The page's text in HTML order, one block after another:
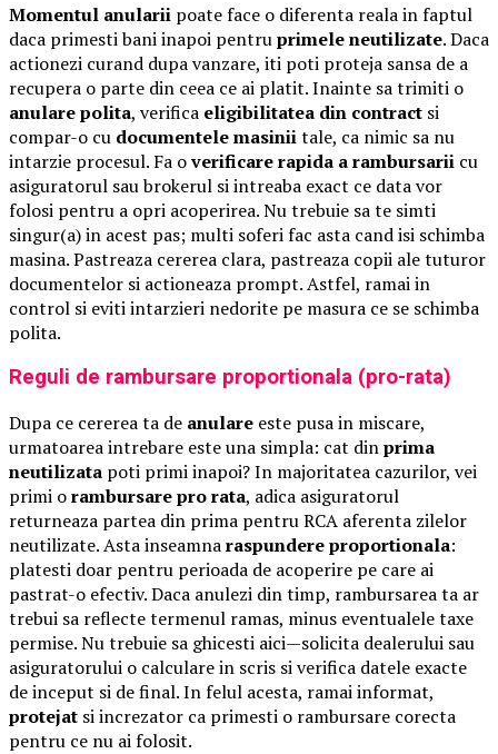
Momentul anularii poate face o diferenta reala in faptul
daca primesti bani inapoi pentruprimele neutilizate. Daca
actionezi curand dupa vanzare, iti poti proteja sansa de a
recupera o parte din ceea ce ai platit. Inainte sa trimiti o
anulare polita, verifica eligibilitatea din contract si
compar-o cu documentele masiniitale, ca nimic sa nu
intarzie procesul. Fa overificare rapida a rambursarii cu
asiguratorul sau brokerul si intreaba exact ce data vor
folosi pentru a opri acoperirea. Nu trebuie sa te simti
singur(a) in acest pas; multi soferi fac asta cand isi schimba
masina. Pastreaza cererea clara, pastreaza copii ale tuturor
documentelor si actioneaza prompt. Astfel, ramai in
control si eviti intarzieri nedorite pe masura ce se schimba
polita.
Reguli de rambursare proportionala (pro-rata)
Dupa ce cererea ta de anulare este pusa in miscare,
urmatoarea intrebare este una simpla: cat dinprima
neutilizata poti primi inapoi? In majoritatea cazurilor, vei
primi orambursare pro rata, adica asiguratorul
returneaza partea din prima pentru RCA aferenta zilelor
neutilizate. Asta inseamnaraspundere proportionala:
platesti doar pentru perioada de acoperire pe care ai
pastrat-o efectiv. Daca anulezi din timp, rambursarea ta ar
trebui sa reflecte termenul ramas, minus eventualele taxe
permise. Nu trebuie sa ghicesti aici—solicita dealerului sau
asiguratorului o calculare in scris si verifica datele exacte
de inceput si de final. In felul acesta, ramai informat,
protejat si increzator ca primesti o rambursare corecta
pentru ce nu ai folosit.